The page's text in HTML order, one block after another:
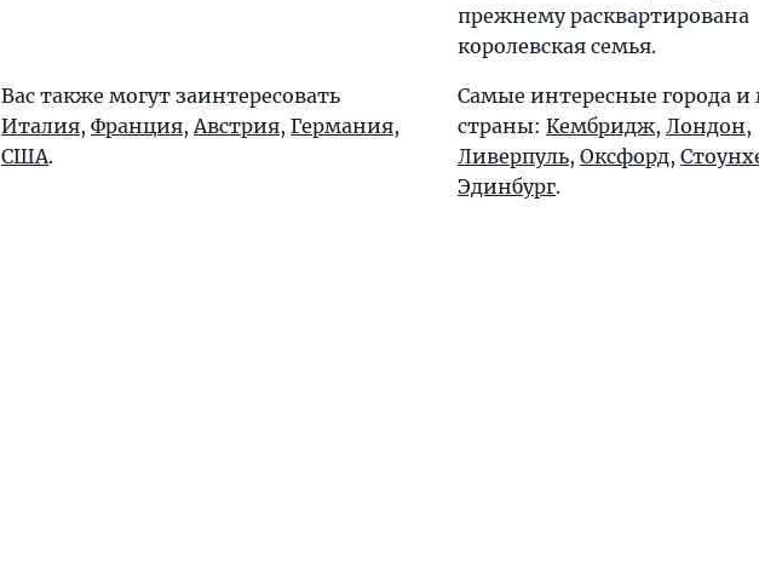
прежнему расквартирована
королевская семья.
Вас также могут заинтересовать
Италия, Франция,Австрия, Германия,
США.
Самые интересные города и
страны: Кембридж, Лондон,
Ливерпуль, Оксфорд,
Эдинбург.